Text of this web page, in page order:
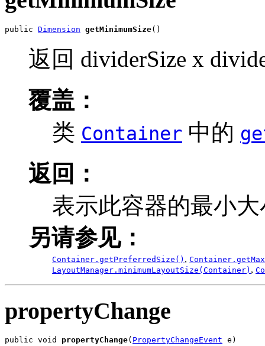
public Dimension getMinimumSize()
返回 dividerSize x
覆盖：
类 Container 中的
返回：
表示此容器的最小
另请参见：
Container.getPreferredSize() ,
LayoutManager.minimumLayoutSize(Container) ,
propertyChange
public void propertyChange( PropertyChangeEvent e)